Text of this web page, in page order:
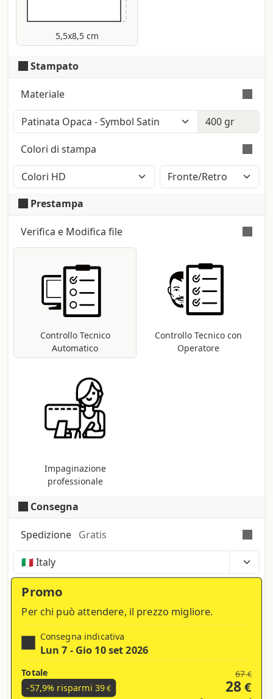
5,5x8,5 cm
Stampato
Materiale
Colore: Bianco Polare (Iso: 121) - Tatto:
Liscio - Certificazione: Fsc
Superficie liscia su entrambi i lati con
finitura opaca. Produttore: Fedrigoni
Colori di stampa
Stampa a colori con metodo CMYK High
Definition (2400dpi). Eventuali pantoni
lasciati nel file saranno convertiti
Prestampa
Verifica e Modifica file
Controllo Tecnico
Automatico
Controllo Tecnico con
Operatore
Impaginazione
professionale
file pdf: controllo delle dimensioni e dei
font; conversione nel profilo di stampa
CMYK se presenti metodi differenti (RGB,
Pantoni, etc ...).
Consegna
Spedizione Gratis
Tempi, costi e tasse possono variare a seconda
della regione e dei prodotti nel carrello
Promo
Per chi può attendere, il prezzo migliore.
Consegna indicativa
Lun 7 - Gio 10 set 2026
Totale
-57,9% risparmi 39€
67€
28€